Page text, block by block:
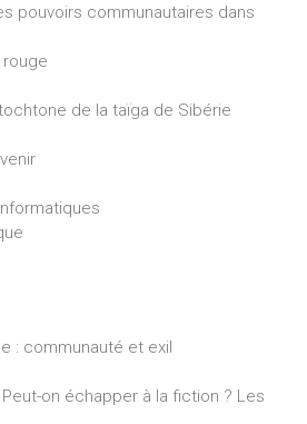
pouvoirs communautaires dans
rouge
de la taïga de Sibérie
: communauté et exil
on échapper à la fiction ? Les